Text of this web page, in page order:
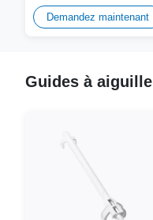
transducteurs SonoScape
C322....Demandez maintenant
Guides à